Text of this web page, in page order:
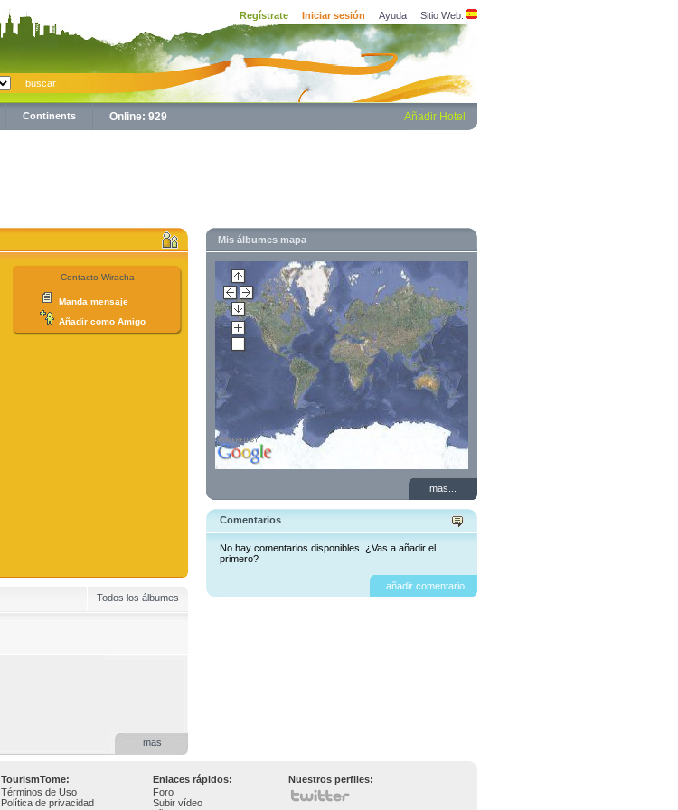
Regístrate Iniciar sesión Ayuda Sitio Web:
Continents Online: 929 Añadir Hotel
Contacto Wiracha
Manda mensaje
Añadir como Amigo
Todos los álbumes
mas
Mis álbumes mapa
mas...
Comentarios
No hay comentarios disponibles. ¿Vas a añadir el
primero?
añadir comentario
TourismTome: Enlaces rápidos:
Nuestros perfiles:
Términos de Uso
Política de privacidad
Foro
Subir vídeo